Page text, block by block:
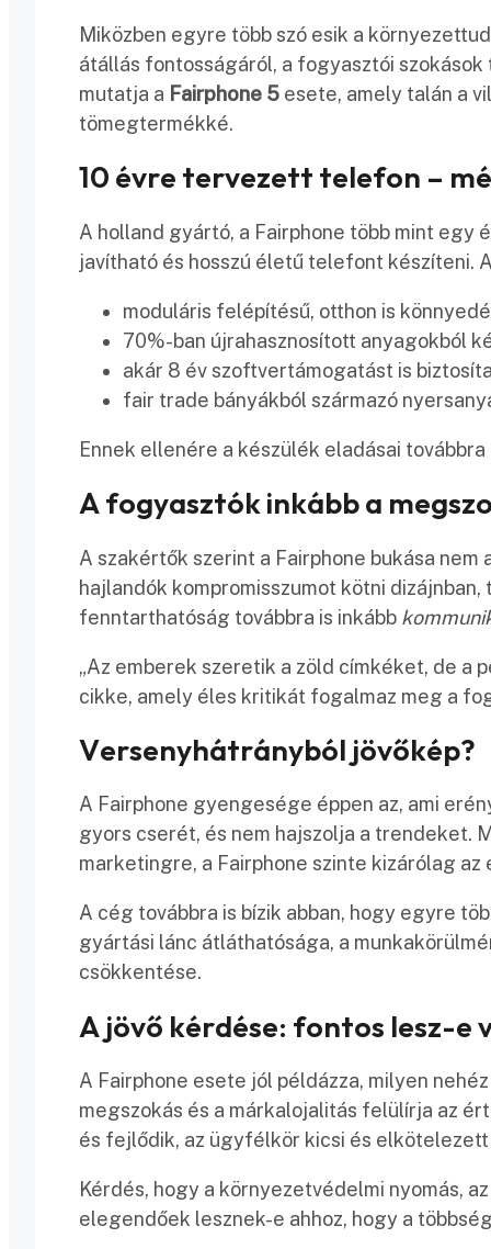
Miközben egyre több szó esik a
átállás fontosságáról, a fogyasztói
mutatja a Fairphone 5 esete, amely talán a
tömegtermékké.
10 évre tervezett telefon –
A holland gyártó, a Fairphone több mint egy
javítható és hosszú életű telefont készíteni.
moduláris felépítésű, otthon is
70%-ban újrahasznosított anyagokból
akár 8 év szoftvertámogatást is
fair trade bányákból származó
Ennek ellenére a készülék eladásai
A fogyasztók inkább a
A szakértők szerint a Fairphone bukása
hajlandók kompromisszumot kötni
fenntarthatóság továbbra is inkább
„Az emberek szeretik a zöld címkéket, de a
cikke, amely éles kritikát fogalmaz meg a
Versenyhátrányból jövőkép?
A Fairphone gyengesége éppen az, ami
gyors cserét, és nem hajszolja a trendeket.
marketingre, a Fairphone szinte kizárólag az
A cég továbbra is bízik abban, hogy egyre
gyártási lánc átláthatósága, a
csökkentése.
A jövő kérdése: fontos lesz-
A Fairphone esete jól példázza, milyen
megszokás és a márkalojalitás felülírja az
és fejlődik, az ügyfélkör kicsi és
Kérdés, hogy a környezetvédelmi nyomás,
elegendőek lesznek-e ahhoz, hogy a